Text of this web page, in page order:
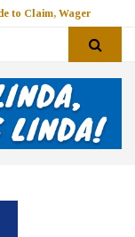
to Claim, Wager & Play